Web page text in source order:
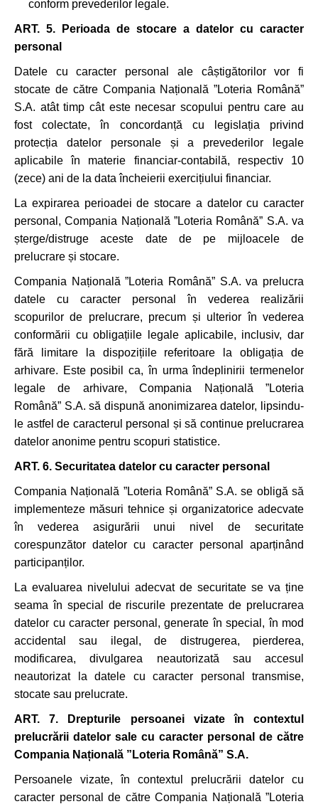
conform prevederilor legale.
ART. 5.
Perioada de stocare a datelor cu caracter
personal
Datele cu caracter personal ale câștigătorilor vor fi
stocate de către Compania Națională ”Loteria Română”
S.A. atât timp cât este necesar scopului pentru care au
fost colectate, în concordanță cu legislația privind
protecția datelor personale și a prevederilor legale
aplicabile în materie financiar-contabilă, respectiv 10
(zece) ani de la data încheierii exercițiului financiar.
La expirarea perioadei de stocare a datelor cu caracter
personal, Compania Națională ”Loteria Română” S.A. va
șterge/distruge aceste date de pe mijloacele de
prelucrare și stocare.
Compania Națională ”Loteria Română” S.A. va prelucra
datele cu caracter personal în vederea realizării
scopurilor de prelucrare, precum și ulterior în vederea
conformării cu obligațiile legale aplicabile, inclusiv, dar
fără limitare la dispozițiile referitoare la obligația de
arhivare. Este posibil ca, în urma îndeplinirii termenelor
legale de arhivare, Compania Națională ”Loteria
Română” S.A. să dispună anonimizarea datelor, lipsindu-
le astfel de caracterul personal și să continue prelucrarea
datelor anonime pentru scopuri statistice.
ART. 6. Securitatea datelor cu caracter personal
Compania Națională ”Loteria Română” S.A. se obligă să
implementeze măsuri tehnice și organizatorice adecvate
în vederea asigurării unui nivel de securitate
corespunzător datelor cu caracter personal aparținând
participanților.
La evaluarea nivelului adecvat de securitate se va ține
seama în special de riscurile prezentate de prelucrarea
datelor cu caracter personal, generate în special, în mod
accidental sau ilegal, de distrugerea, pierderea,
modificarea, divulgarea neautorizată sau accesul
neautorizat la datele cu caracter personal transmise,
stocate sau prelucrate.
ART. 7. Drepturile persoanei vizate în contextul
prelucrării datelor sale cu caracter personal de către
Compania Națională ”Loteria Română” S.A.
Persoanele vizate, în contextul prelucrării datelor cu
caracter personal de către Compania Națională ”Loteria